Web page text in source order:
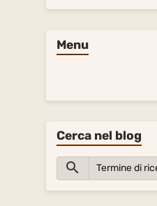
Menu
Cerca nel blog